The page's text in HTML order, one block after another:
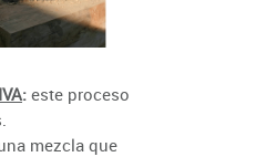
: este proceso
mezcla que